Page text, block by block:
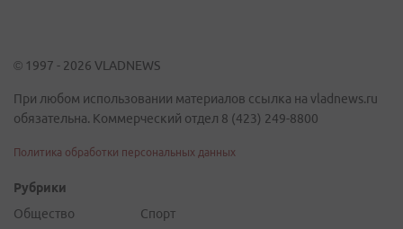
© 1997 - 2026 VLADNEWS
При любом использовании материалов ссылка на vladnews.ru
обязательна. Коммерческий отдел 8 (423) 249-8800
Политика обработки персональных данных
Рубрики
Общество
Спорт